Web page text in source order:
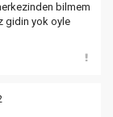
bilmem
gidin yok oyle